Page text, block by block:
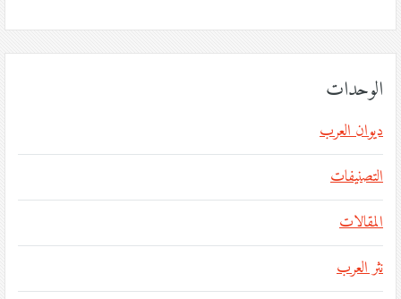
الوحدات
ديوان العرب
التصنيفات
المقالات
نثر العرب